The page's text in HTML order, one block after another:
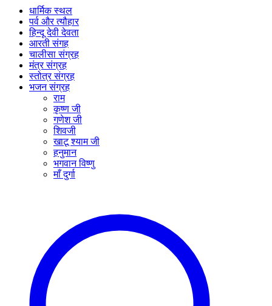
धार्मिक स्थल
पर्व और त्यौहार
हिन्दू देवी देवता
आरती संगह
चालीसा संग्रह
मंत्र संग्रह
स्तोत्र संग्रह
भजन संग्रह
राम
कृष्ण जी
गणेश जी
शिवजी
खाटू श्याम जी
हनुमान
भगवान विष्णु
माँ दुर्गा